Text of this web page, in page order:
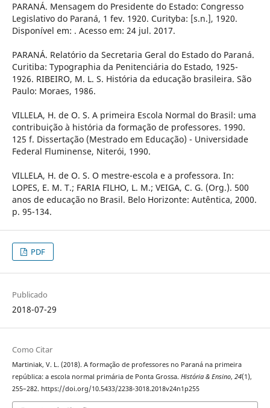
PARANÁ. Mensagem do Presidente do Estado: Congresso
Legislativo do Paraná, 1 fev. 1920. Curityba: [s.n.], 1920.
Disponível em: . Acesso em: 24 jul. 2017.
PARANÁ. Relatório da Secretaria Geral do Estado do Paraná.
Curitiba: Typographia da Penitenciária do Estado, 1925-
1926. RIBEIRO, M. L. S. História da educação brasileira. São
Paulo: Moraes, 1986.
VILLELA, H. de O. S. A primeira Escola Normal do Brasil: uma
contribuição à história da formação de professores. 1990.
125 f. Dissertação (Mestrado em Educação) - Universidade
Federal Fluminense, Niterói, 1990.
VILLELA, H. de O. S. O mestre-escola e a professora. In:
LOPES, E. M. T.; FARIA FILHO, L. M.; VEIGA, C. G. (Org.). 500
anos de educação no Brasil. Belo Horizonte: Autêntica, 2000.
p. 95-134.
PDF
Publicado
2018-07-29
Como Citar
Martiniak, V. L. (2018). A formação de professores no Paraná na primeira
república: a escola normal primária de Ponta Grossa. História & Ensino, 24(1),
255–282. https://doi.org/10.5433/2238-3018.2018v24n1p255